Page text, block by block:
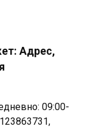
Адрес,
09:00-